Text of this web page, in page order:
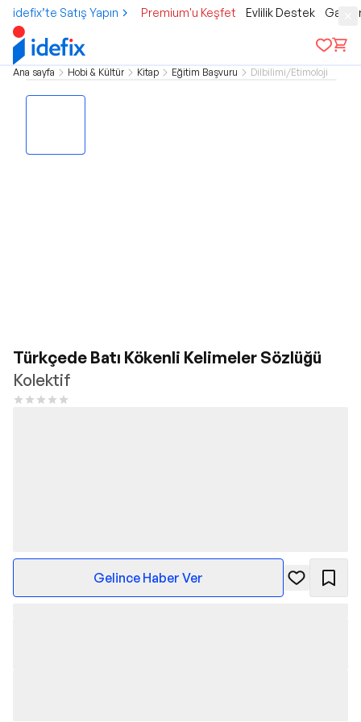
idefix’te Satış Yapın Premium'u Keşfet Evlilik Destek
Ana sayfa Hobi & Kültür Kitap Eğitim Başvuru Dilbilimi/Etimoloji
Türkçede Batı Kökenli Kelimeler Sözlüğü
Kolektif
Gelince Haber Ver